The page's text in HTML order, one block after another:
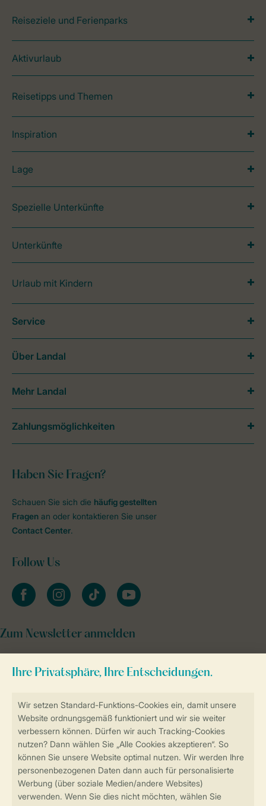
Sicher und schnell zur Online-Buchung
Sichere Datenübertragung
Sicheres Bezahlen
Reiseziele und Ferienparks
Aktivurlaub
Reisetipps und Themen
Inspiration
Lage
Spezielle Unterkünfte
Unterkünfte
Urlaub mit Kindern
Haben Sie Fragen?
Schauen Sie sich die häufig gestellten
Fragen an oder kontaktieren Sie unser
Contact Center.
Follow Us
facebookinstagramtiktok youtube
Zum Newsletter anmelden
Service
Über Landal
Mehr Landal
Zahlungsmöglichkeiten